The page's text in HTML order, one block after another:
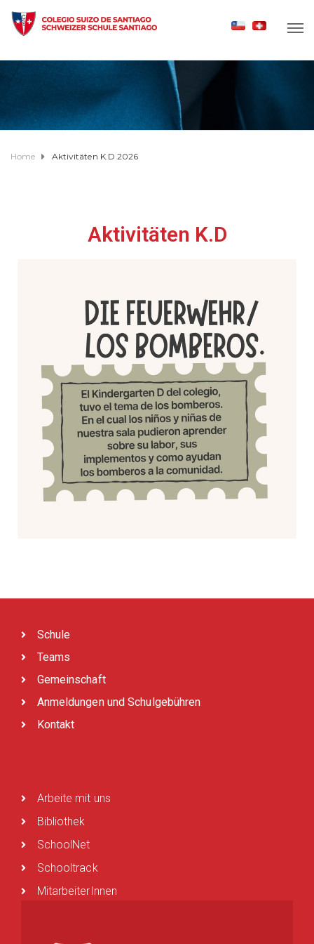
Home Aktivitäten K.D 2026
Aktivitäten K.D
Schule
Teams
Gemeinschaft
Anmeldungen und Schulgebühren
Kontakt
Arbeite mit uns
Bibliothek
SchoolNet
Schooltrack
MitarbeiterInnen